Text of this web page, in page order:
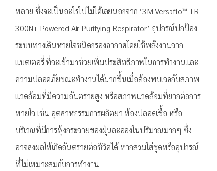
หลาย ซึ่งจะเป็นอะไรไปไม่ได้เลยนอกจาก ‘3M Versaflo™ TR-
300N+ Powered Air Purifying Respirator’ อุปกรณ์ปกป้อง
ระบบทางเดินหายใจชนิดกรองอากาศโดยใช้พลังงานจาก
แบตเตอรี่ ที่จะเข้ามาช่วยเพิ่มประสิทธิภาพในการทำงานและ
ความปลอดภัยขณะทำงานได้มากขึ้นเมื่อต้องพบเจอกับสภาพ
แวดล้อมที่มีความอันตรายสูง หรือสภาพแวดล้อมที่ยากต่อการ
หายใจ เช่น อุตสาหกรรมการผลิตยา ห้องปลอดเชื้อ หรือ
บริเวณที่มีการฟุ้งกระจายของฝุ่นละอองในปริมาณมากๆ ซึ่ง
อาจส่งผลให้เกิดอันตรายต่อชีวิตได้ หากสวมใส่ชุดหรืออุปกรณ์
ที่ไม่เหมาะสมกับการทำงาน